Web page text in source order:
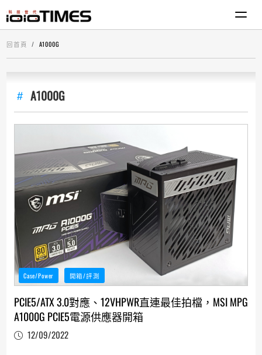
回首頁 A1000G
A1000G
Case/Power 開箱/評測
PCIE5/ATX 3.0對應、12VHPWR直連最佳拍檔，MSI MPG
A1000G PCIE5電源供應器開箱
12/09/2022